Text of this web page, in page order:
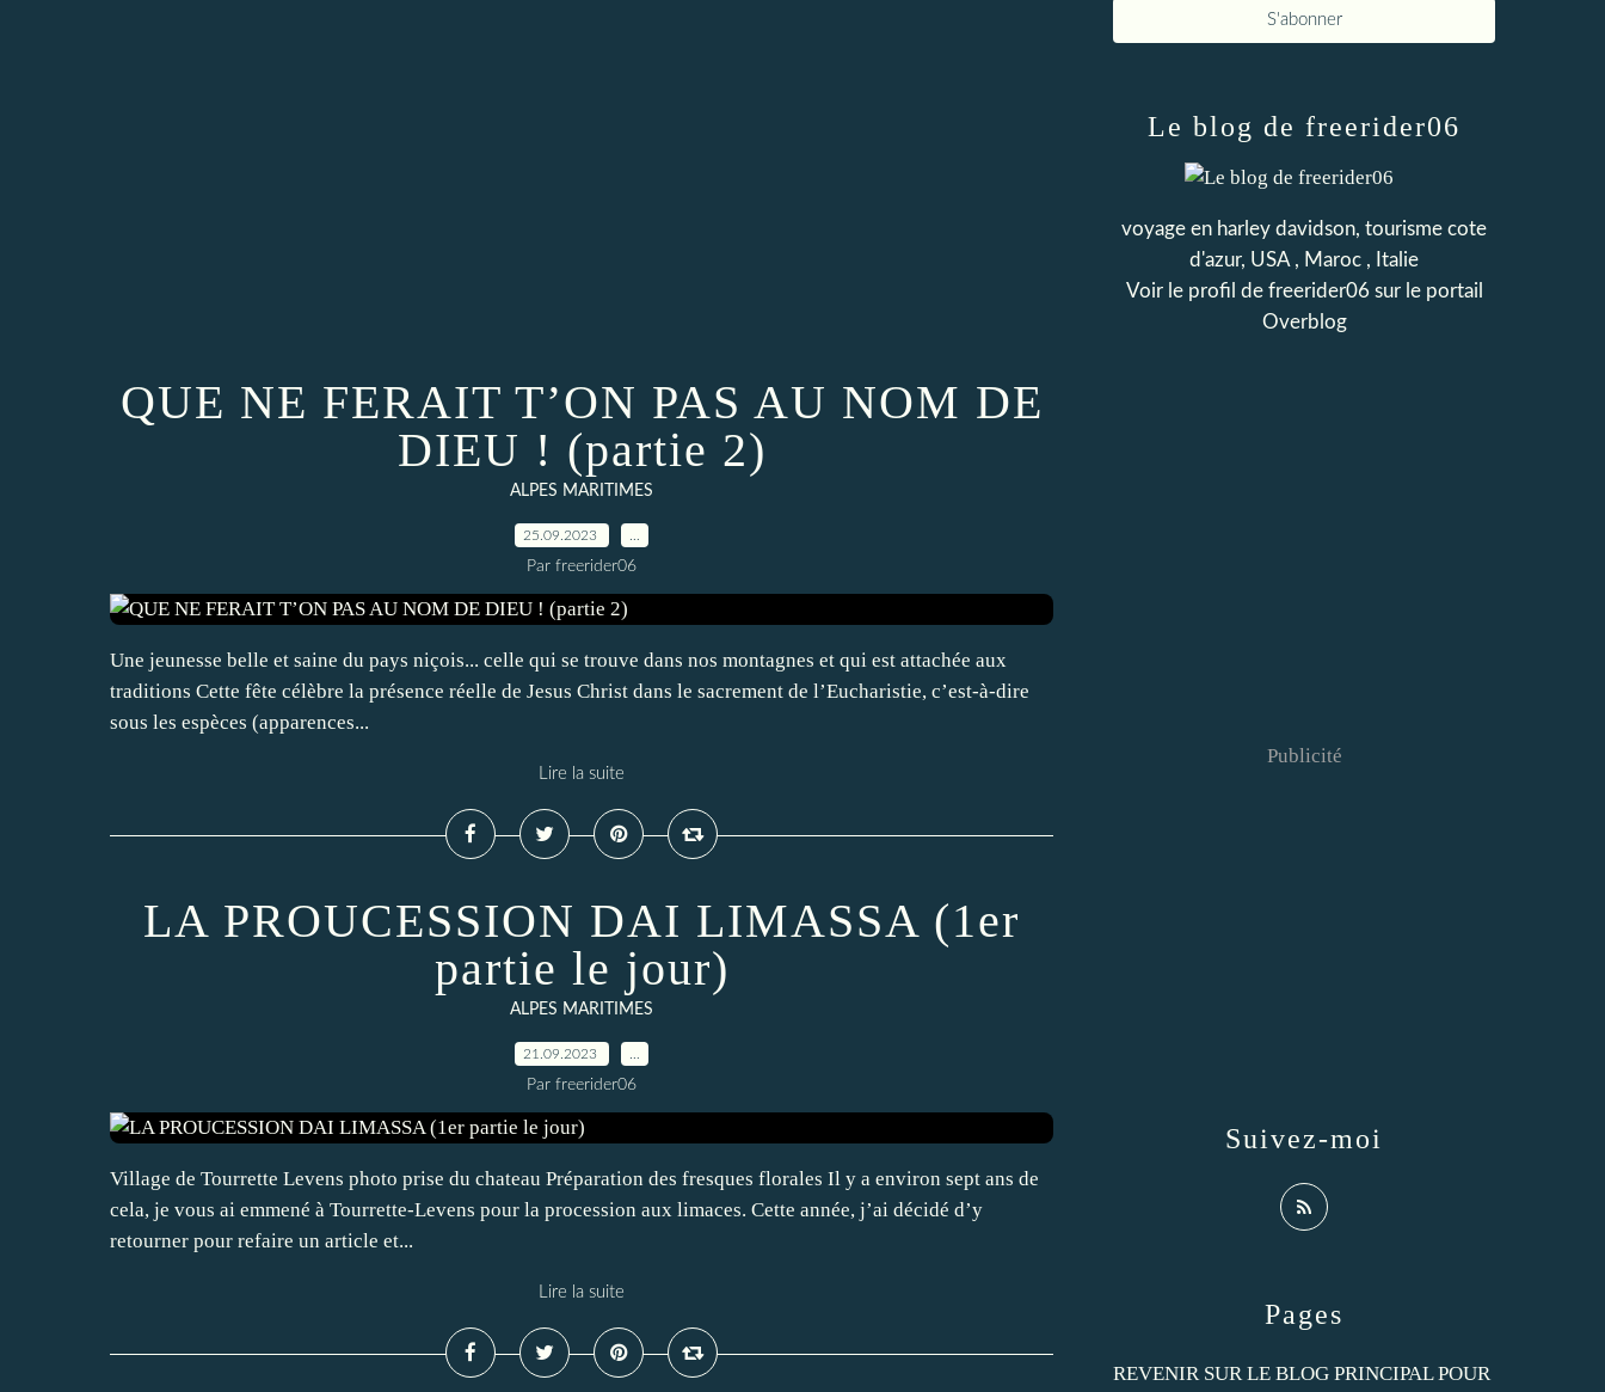
QUE NE FERAIT T’ON PAS AU NOM DE
DIEU ! (partie 2)
ALPES MARITIMES
25.09.2023
Par freerider06
Une jeunesse belle et saine du pays niçois... celle qui se trouve dans nos montagnes et qui est attachée aux
traditions Cette fête célèbre la présence réelle de Jesus Christ dans le sacrement de l’Eucharistie, c’est-à-dire
sous les espèces (apparences...
Lire la suite
LA PROUCESSION DAI LIMASSA (1er
partie le jour)
ALPES MARITIMES
21.09.2023
Par freerider06
Village de Tourrette Levens photo prise du chateau Préparation des fresques florales Il y a environ sept ans de
cela, je vous ai emmené à Tourrette-Levens pour la procession aux limaces. Cette année, j’ai décidé d’y
retourner pour refaire un article et...
Lire la suite
Pages
REVENIR SUR LE BLOG PRINCIPAL POUR
Le blog de freerider06
voyage en harley davidson, tourisme cote
d'azur, USA , Maroc , Italie
Voir le profil de freerider06 sur le portail
Overblog
Suivez-moi
Publicité